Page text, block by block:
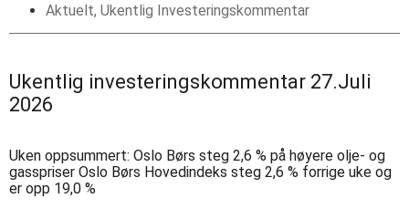
Aktuelt, Ukentlig Investeringskommentar
Ukentlig investeringskommentar 27.Juli
2026
Uken oppsummert: Oslo Børs steg 2,6 % på høyere olje- og
gasspriser Oslo Børs Hovedindeks steg 2,6 % forrige uke og
er opp 19,0 %